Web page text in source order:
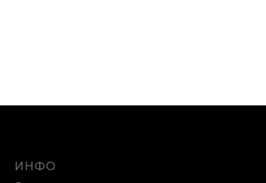
ИНФО